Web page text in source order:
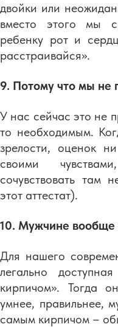
двойки или
вместо этого мы
ребенку рот и
расстраивайся».
9. Потому что мы не
У нас сейчас это не
то необходимым.
зрелости, оценок
своими
сочувствовать там
этот аттестат).
10. Мужчине вообще
Для нашего
легально
кирпичом». Тогда
умнее, правильнее,
самым кирпичом –